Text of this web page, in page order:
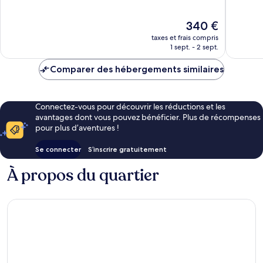
Le
nouveau
prix
de
340 €
taxes et frais compris
1 sept. - 2 sept.
Comparer des hébergements similaires
Connectez-vous pour découvrir les réductions et les
avantages dont vous pouvez bénéficier. Plus de récompenses
pour plus d’aventures !
Se connecter S’inscrire gratuitement
À propos du quartier